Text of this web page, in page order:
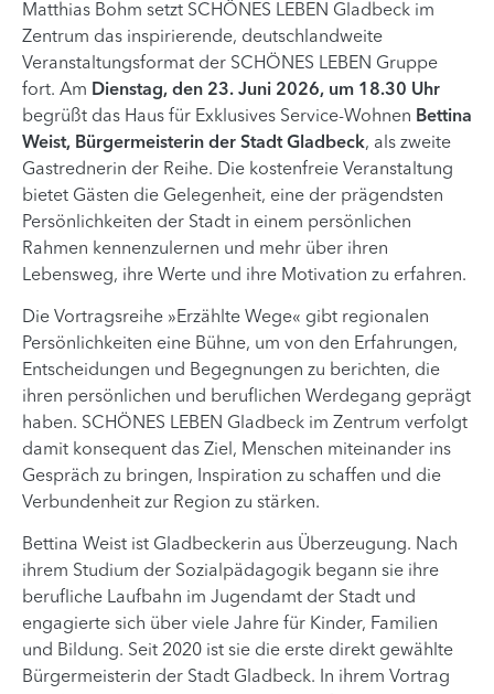
Matthias Bohm setzt SCHÖNES LEBEN Gladbeck im
Zentrum das inspirierende, deutschlandweite
Veranstaltungsformat der SCHÖNES LEBEN Gruppe
fort. Am Dienstag, den 23. Juni 2026, um 18.30 Uhr
begrüßt das Haus für Exklusives Service-Wohnen Bettina
Weist, Bürgermeisterin der Stadt Gladbeck, als zweite
Gastrednerin der Reihe. Die kostenfreie Veranstaltung
bietet Gästen die Gelegenheit, eine der prägendsten
Persönlichkeiten der Stadt in einem persönlichen
Rahmen kennenzulernen und mehr über ihren
Lebensweg, ihre Werte und ihre Motivation zu erfahren.
Die Vortragsreihe »Erzählte Wege« gibt regionalen
Persönlichkeiten eine Bühne, um von den Erfahrungen,
Entscheidungen und Begegnungen zu berichten, die
ihren persönlichen und beruflichen Werdegang geprägt
haben. SCHÖNES LEBEN Gladbeck im Zentrum verfolgt
damit konsequent das Ziel, Menschen miteinander ins
Gespräch zu bringen, Inspiration zu schaffen und die
Verbundenheit zur Region zu stärken.
Bettina Weist ist Gladbeckerin aus Überzeugung. Nach
ihrem Studium der Sozialpädagogik begann sie ihre
berufliche Laufbahn im Jugendamt der Stadt und
engagierte sich über viele Jahre für Kinder, Familien
und Bildung. Seit 2020 ist sie die erste direkt gewählte
Bürgermeisterin der Stadt Gladbeck. In ihrem Vortrag